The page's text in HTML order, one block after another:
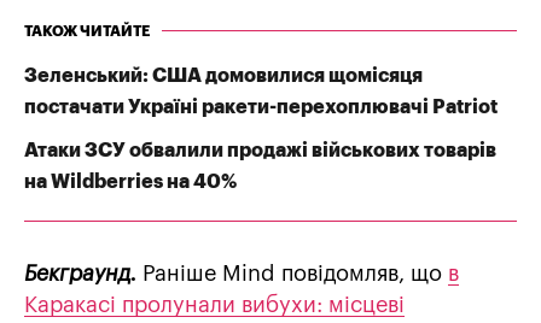
ТАКОЖ ЧИТАЙТЕ
Зеленський: США домовилися щомісяця
постачати Україні ракети-перехоплювачі Patriot
Атаки ЗСУ обвалили продажі військових товарів
на Wildberries на 40%
Бекграунд. Раніше Mind повідомляв, що в
Каракасі пролунали вибухи: місцеві